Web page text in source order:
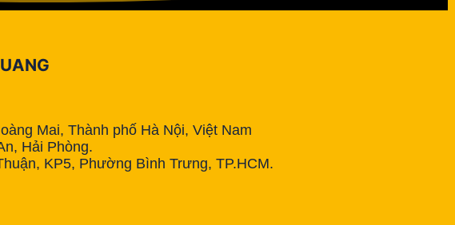
Mai, Thành phố Hà Nội, Việt Nam
Hải Phòng.
KP5, Phường Bình Trưng, TP.HCM.